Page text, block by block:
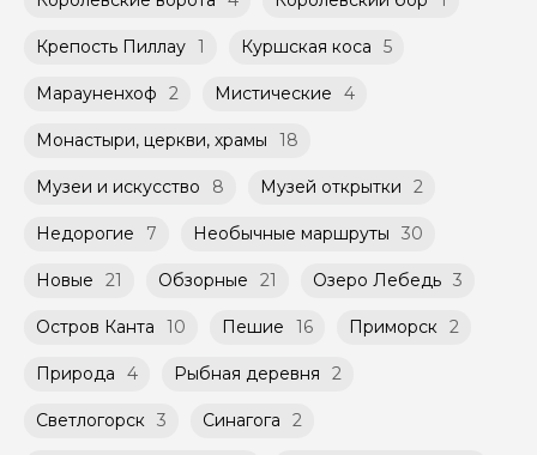
Крепость Пиллау 1 Куршская коса 5
Марауненхоф 2 Мистические 4
Монастыри, церкви, храмы 18
Музеи и искусство 8 Музей открытки 2
Недорогие 7 Необычные маршруты 30
Новые 21 Обзорные 21 Озеро Лебедь 3
Остров Канта 10 Пешие 16 Приморск 2
Природа 4 Рыбная деревня 2
Светлогорск 3 Синагога 2